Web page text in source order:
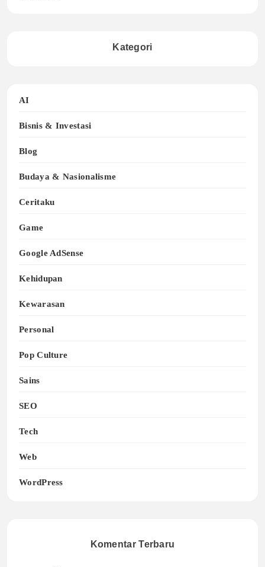
Kategori
AI
Bisnis & Investasi
Blog
Budaya & Nasionalisme
Ceritaku
Game
Google AdSense
Kehidupan
Kewarasan
Personal
Pop Culture
Sains
SEO
Tech
Web
WordPress
Komentar Terbaru